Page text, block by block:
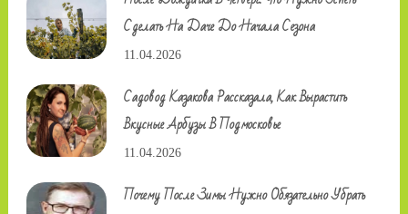
Сделать На Даче До Начала Сезона
11.04.2026
Садовод Казакова Рассказала, Как Вырастить
Вкусные Арбузы В Подмосковье
11.04.2026
Почему После Зимы Нужно Обязательно Убрать